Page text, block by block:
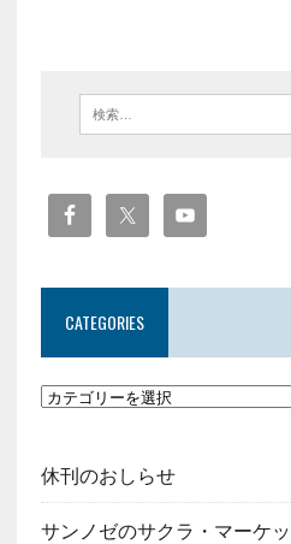
CATEGORIES
休刊のおしらせ
サンノゼのサクラ・マーケ